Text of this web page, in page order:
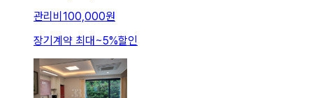
관리비 100,000원
장기계약 최대 ~5%할인